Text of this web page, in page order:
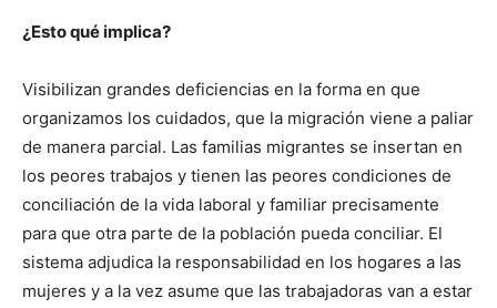
¿Esto qué implica?
Visibilizan grandes deficiencias en la forma en que
organizamos los cuidados, que la migración viene a paliar
de manera parcial. Las familias migrantes se insertan en
los peores trabajos y tienen las peores condiciones de
conciliación de la vida laboral y familiar precisamente
para que otra parte de la población pueda conciliar. El
sistema adjudica la responsabilidad en los hogares a las
mujeres y a la vez asume que las trabajadoras van a estar